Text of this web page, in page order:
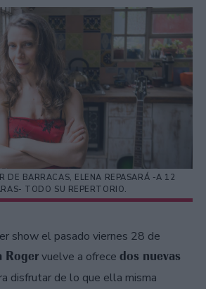
DE BARRACAS, ELENA REPASARÁ -A 12
TODO SU REPERTORIO.
show el pasado viernes 28 de
Rogervuelve a ofrece dos nuevas
disfrutar de lo que ella misma